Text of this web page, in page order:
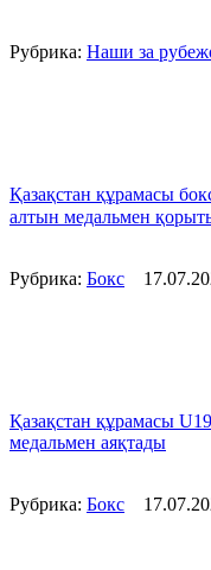
Рубрика: Наши за
Қазақстан құрамасы
алтын медальмен
Рубрика: Бокс
Қазақстан құрамасы
медальмен аяқтады
Рубрика: Бокс